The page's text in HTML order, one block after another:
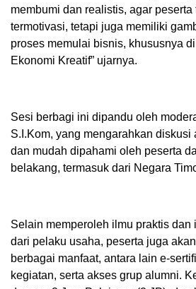
membumi dan realistis, agar
termotivasi, tetapi juga memiliki
proses memulai bisnis, khususnya
Ekonomi Kreatif” ujarnya.
Sesi berbagi ini dipandu oleh
S.I.Kom, yang mengarahkan diskusi
dan mudah dipahami oleh peserta
belakang, termasuk dari Negara
Selain memperoleh ilmu praktis dan
dari pelaku usaha, peserta juga
berbagai manfaat, antara lain e-
kegiatan, serta akses grup alumni.